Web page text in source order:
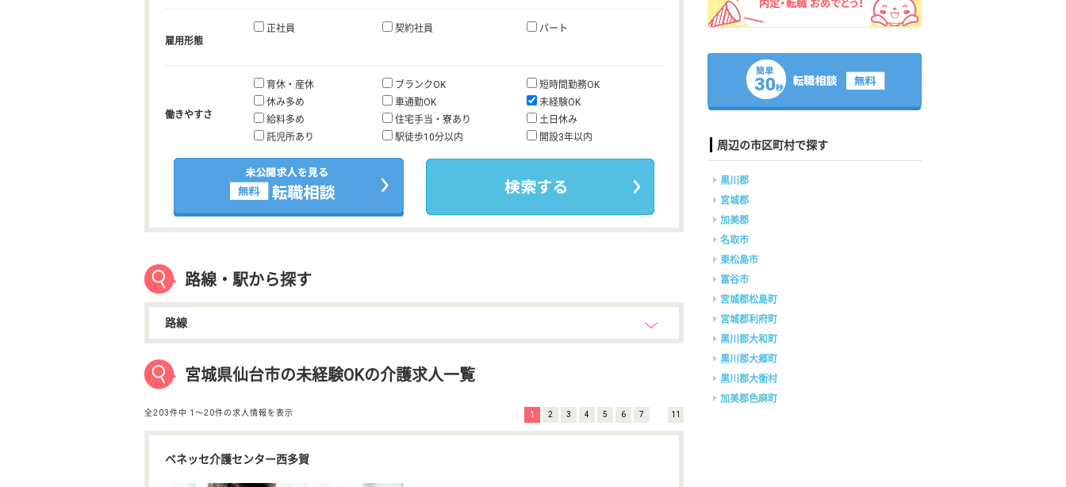
雇用形態
正社員 契約社員 パート
働きやすさ
育休・産休 ブランクOK
短時間勤務OK
休み多め
車通勤OK
未経験OK
給料多め
住宅手当・寮あり
土日休み
託児所あり
駅徒歩10分以内 開設3年以内
路線・駅から探す
路線
宮城県仙台市の未経験OKの介護求人一覧
全203件中 1〜20件の求人情報を表示 1 2 3 4 5 6 7 11
ベネッセ介護センター西多賀
周辺の市区町村で探す
黒川郡
宮城郡
加美郡
名取市
東松島市
富谷市
宮城郡松島町
宮城郡利府町
黒川郡大和町
黒川郡大郷町
黒川郡大衡村
加美郡色麻町